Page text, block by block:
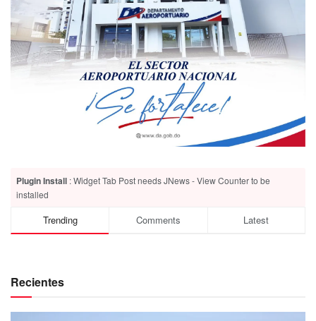
Plugin Install : Widget Tab Post needs JNews - View Counter to be
installed
Trending Comments Latest
Recientes